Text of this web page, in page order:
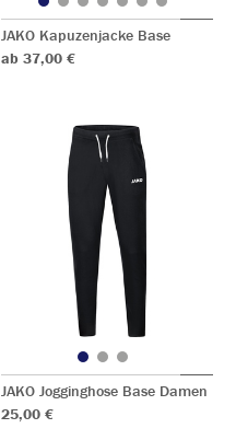
JAKO Kapuzenjacke Base
ab 37,00 €
JAKO Jogginghose Base Damen
25,00 €